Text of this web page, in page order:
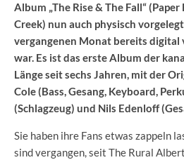
Album „The Rise & The Fall“
Creek) nun auch physisch
vergangenen Monat bereits
war. Es ist das erste Album der
Länge seit sechs Jahren, mit der
Cole (Bass, Gesang, Keyboard,
(Schlagzeug) und Nils Edenloff
Sie haben ihre Fans etwas zappeln
sind vergangen, seit The Rural